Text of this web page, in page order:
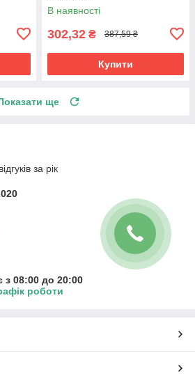
В наявності
302,32 ₴ 387,59 ₴
Купити
ще
за рік
з 08:00 до 20:00
роботи